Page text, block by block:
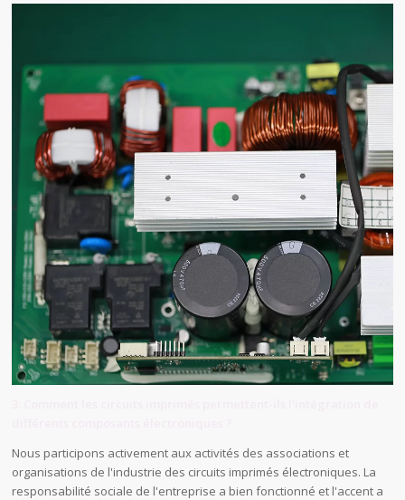
Nous participons activement aux activités des associations et
organisations de l'industrie des circuits imprimés électroniques. La
responsabilité sociale de l'entreprise a bien fonctionné et l'accent a